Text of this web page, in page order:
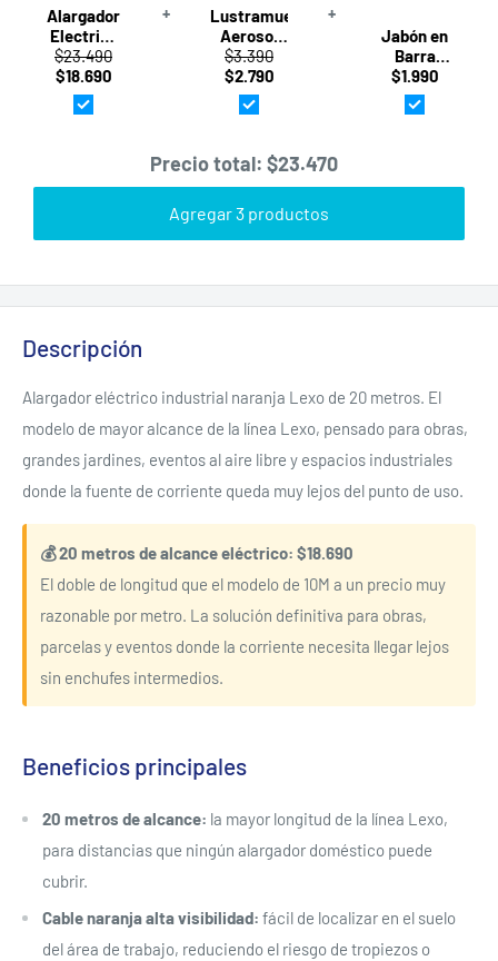
Alargador
Electrico
Certificado
20M 2P+T
10A
Naranja
$23.490
$18.690
+
Lustramuebles
Aerosol
Aroma
Naranja
360cm³
Virginia
$3.390
$2.790
+
Jabón en
Barra
Giselle
Nutricion
Pack 3
$1.990
Precio total: $23.470
Agregar 3 productos
Descripción
Alargador eléctrico industrial naranja Lexo de 20 metros. El
modelo de mayor alcance de la línea Lexo, pensado para obras,
grandes jardines, eventos al aire libre y espacios industriales
donde la fuente de corriente queda muy lejos del punto de uso.
💰 20 metros de alcance eléctrico: $18.690
El doble de longitud que el modelo de 10M a un precio muy
razonable por metro. La solución definitiva para obras,
parcelas y eventos donde la corriente necesita llegar lejos
sin enchufes intermedios.
Beneficios principales
20 metros de alcance: la mayor longitud de la línea Lexo,
para distancias que ningún alargador doméstico puede
cubrir.
Cable naranja alta visibilidad: fácil de localizar en el suelo
del área de trabajo, reduciendo el riesgo de tropiezos o